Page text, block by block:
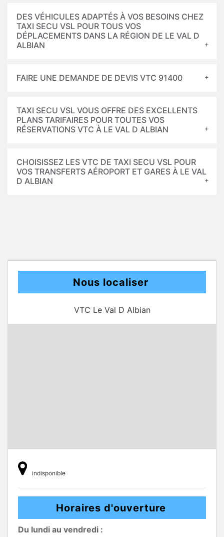
DES VÉHICULES ADAPTÉS À VOS BESOINS CHEZ
TAXI SECU VSL POUR TOUS VOS
DÉPLACEMENTS DANS LA RÉGION DE LE VAL D
ALBIAN
FAIRE UNE DEMANDE DE DEVIS VTC 91400
TAXI SECU VSL VOUS OFFRE DES EXCELLENTS
PLANS TARIFAIRES POUR TOUTES VOS
RÉSERVATIONS VTC À LE VAL D ALBIAN
CHOISISSEZ LES VTC DE TAXI SECU VSL POUR
VOS TRANSFERTS AÉROPORT ET GARES À LE VAL
D ALBIAN
Nous localiser
VTC Le Val D Albian
indisponible
Horaires d'ouverture
Du lundi au vendredi :